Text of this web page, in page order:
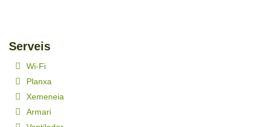
Serveis
Wi-Fi
Planxa
Xemeneia
Armari